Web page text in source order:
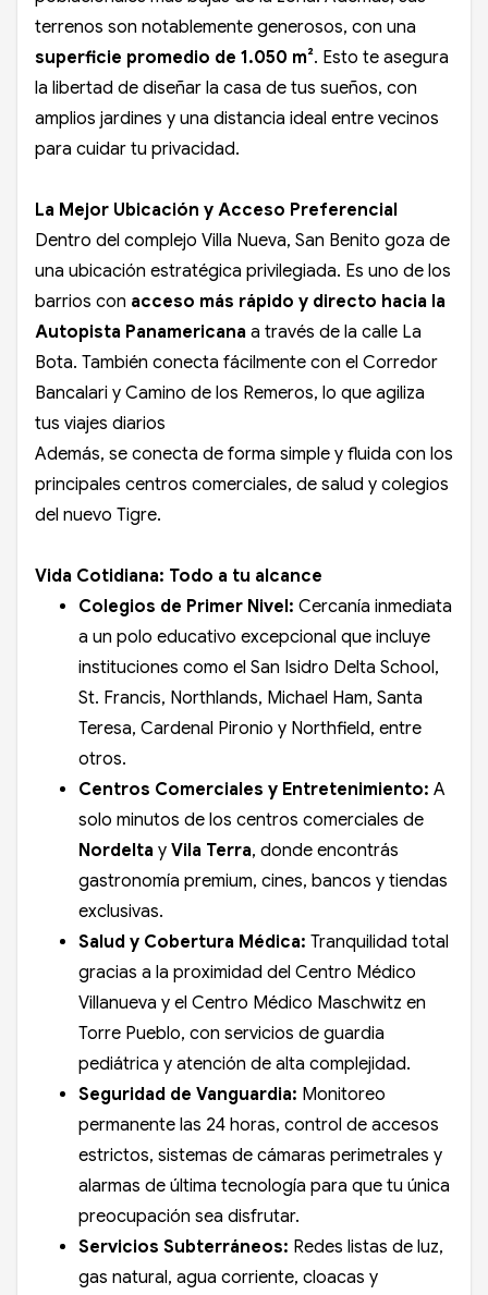
terrenos son notablemente generosos, con una
superficie promedio de 1.050 m². Esto te asegura
la libertad de diseñar la casa de tus sueños, con
amplios jardines y una distancia ideal entre vecinos
para cuidar tu privacidad.
La Mejor Ubicación y Acceso Preferencial
Dentro del complejo Villa Nueva, San Benito goza de
una ubicación estratégica privilegiada. Es uno de los
barrios con acceso más rápido y directo hacia la
Autopista Panamericana a través de la calle La
Bota. También conecta fácilmente con el Corredor
Bancalari y Camino de los Remeros, lo que agiliza
tus viajes diarios
Además, se conecta de forma simple y fluida con los
principales centros comerciales, de salud y colegios
del nuevo Tigre.
Vida Cotidiana: Todo a tu alcance
Colegios de Primer Nivel: Cercanía inmediata
a un polo educativo excepcional que incluye
instituciones como el San Isidro Delta School,
St. Francis, Northlands, Michael Ham, Santa
Teresa, Cardenal Pironio y Northfield, entre
otros.
Centros Comerciales y Entretenimiento: A
solo minutos de los centros comerciales de
Nordelta y Vila Terra, donde encontrás
gastronomía premium, cines, bancos y tiendas
exclusivas.
Salud y Cobertura Médica: Tranquilidad total
gracias a la proximidad del Centro Médico
Villanueva y el Centro Médico Maschwitz en
Torre Pueblo, con servicios de guardia
pediátrica y atención de alta complejidad.
Seguridad de Vanguardia: Monitoreo
permanente las 24 horas, control de accesos
estrictos, sistemas de cámaras perimetrales y
alarmas de última tecnología para que tu única
preocupación sea disfrutar.
Servicios Subterráneos: Redes listas de luz,
gas natural, agua corriente, cloacas y